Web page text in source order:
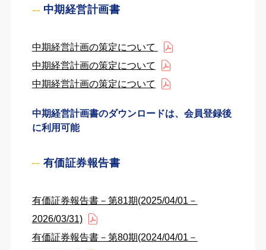
中期経営計画書
中期経営計画の策定について
中期経営計画の策定について
中期経営計画の策定について
中期経営計画書のダウンロードは、会員登録後
に利用可能
有価証券報告書
有価証券報告書－第81期(2025/04/01－
2026/03/31)
有価証券報告書－第80期(2024/04/01－